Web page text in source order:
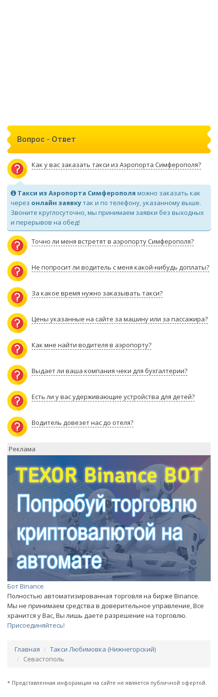
Вопрос - Ответ
Как у вас заказать такси из Аэропорта Симферополя?
Такси из Аэропорта Симферополя можно заказать как
через онлайн заявкутак и по телефону, указанному выше.
Звоните круглосуточно, мы принимаем заявки без выходных
и перерывов на обед!
Точно ли меня встретят в аэропорту Симферополя?
Не попросит ли водитель с меня какой-нибудь доплаты?
За какое время нужно заказывать такси?
Цены указанные на сайте за машину или за пассажира?
Как мне найти водителя в аэропорту?
Выдает ли ваша компания чеки для бухгалтерии?
Есть ли у вас удерживающие устройства для детей?
Водитель довезет нас до отеля?
Реклама
Бот Binance
Полностью автоматизированная торговля на бирже Binance.
Мы не принимаем средства в доверительное управление, Все
хранится у Вас, Вы лишь даете разрешение на торговлю.
Присоединяйтесь!
Главная
Такси Любимовка (Нижнегорский)
Севастополь
* Представленная инфорамция на сайте не является публичной офертой.